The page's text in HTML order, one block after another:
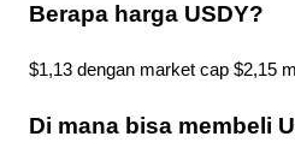
Berapa harga USDY?
$1,13 dengan market cap $2,15
Di mana bisa membeli